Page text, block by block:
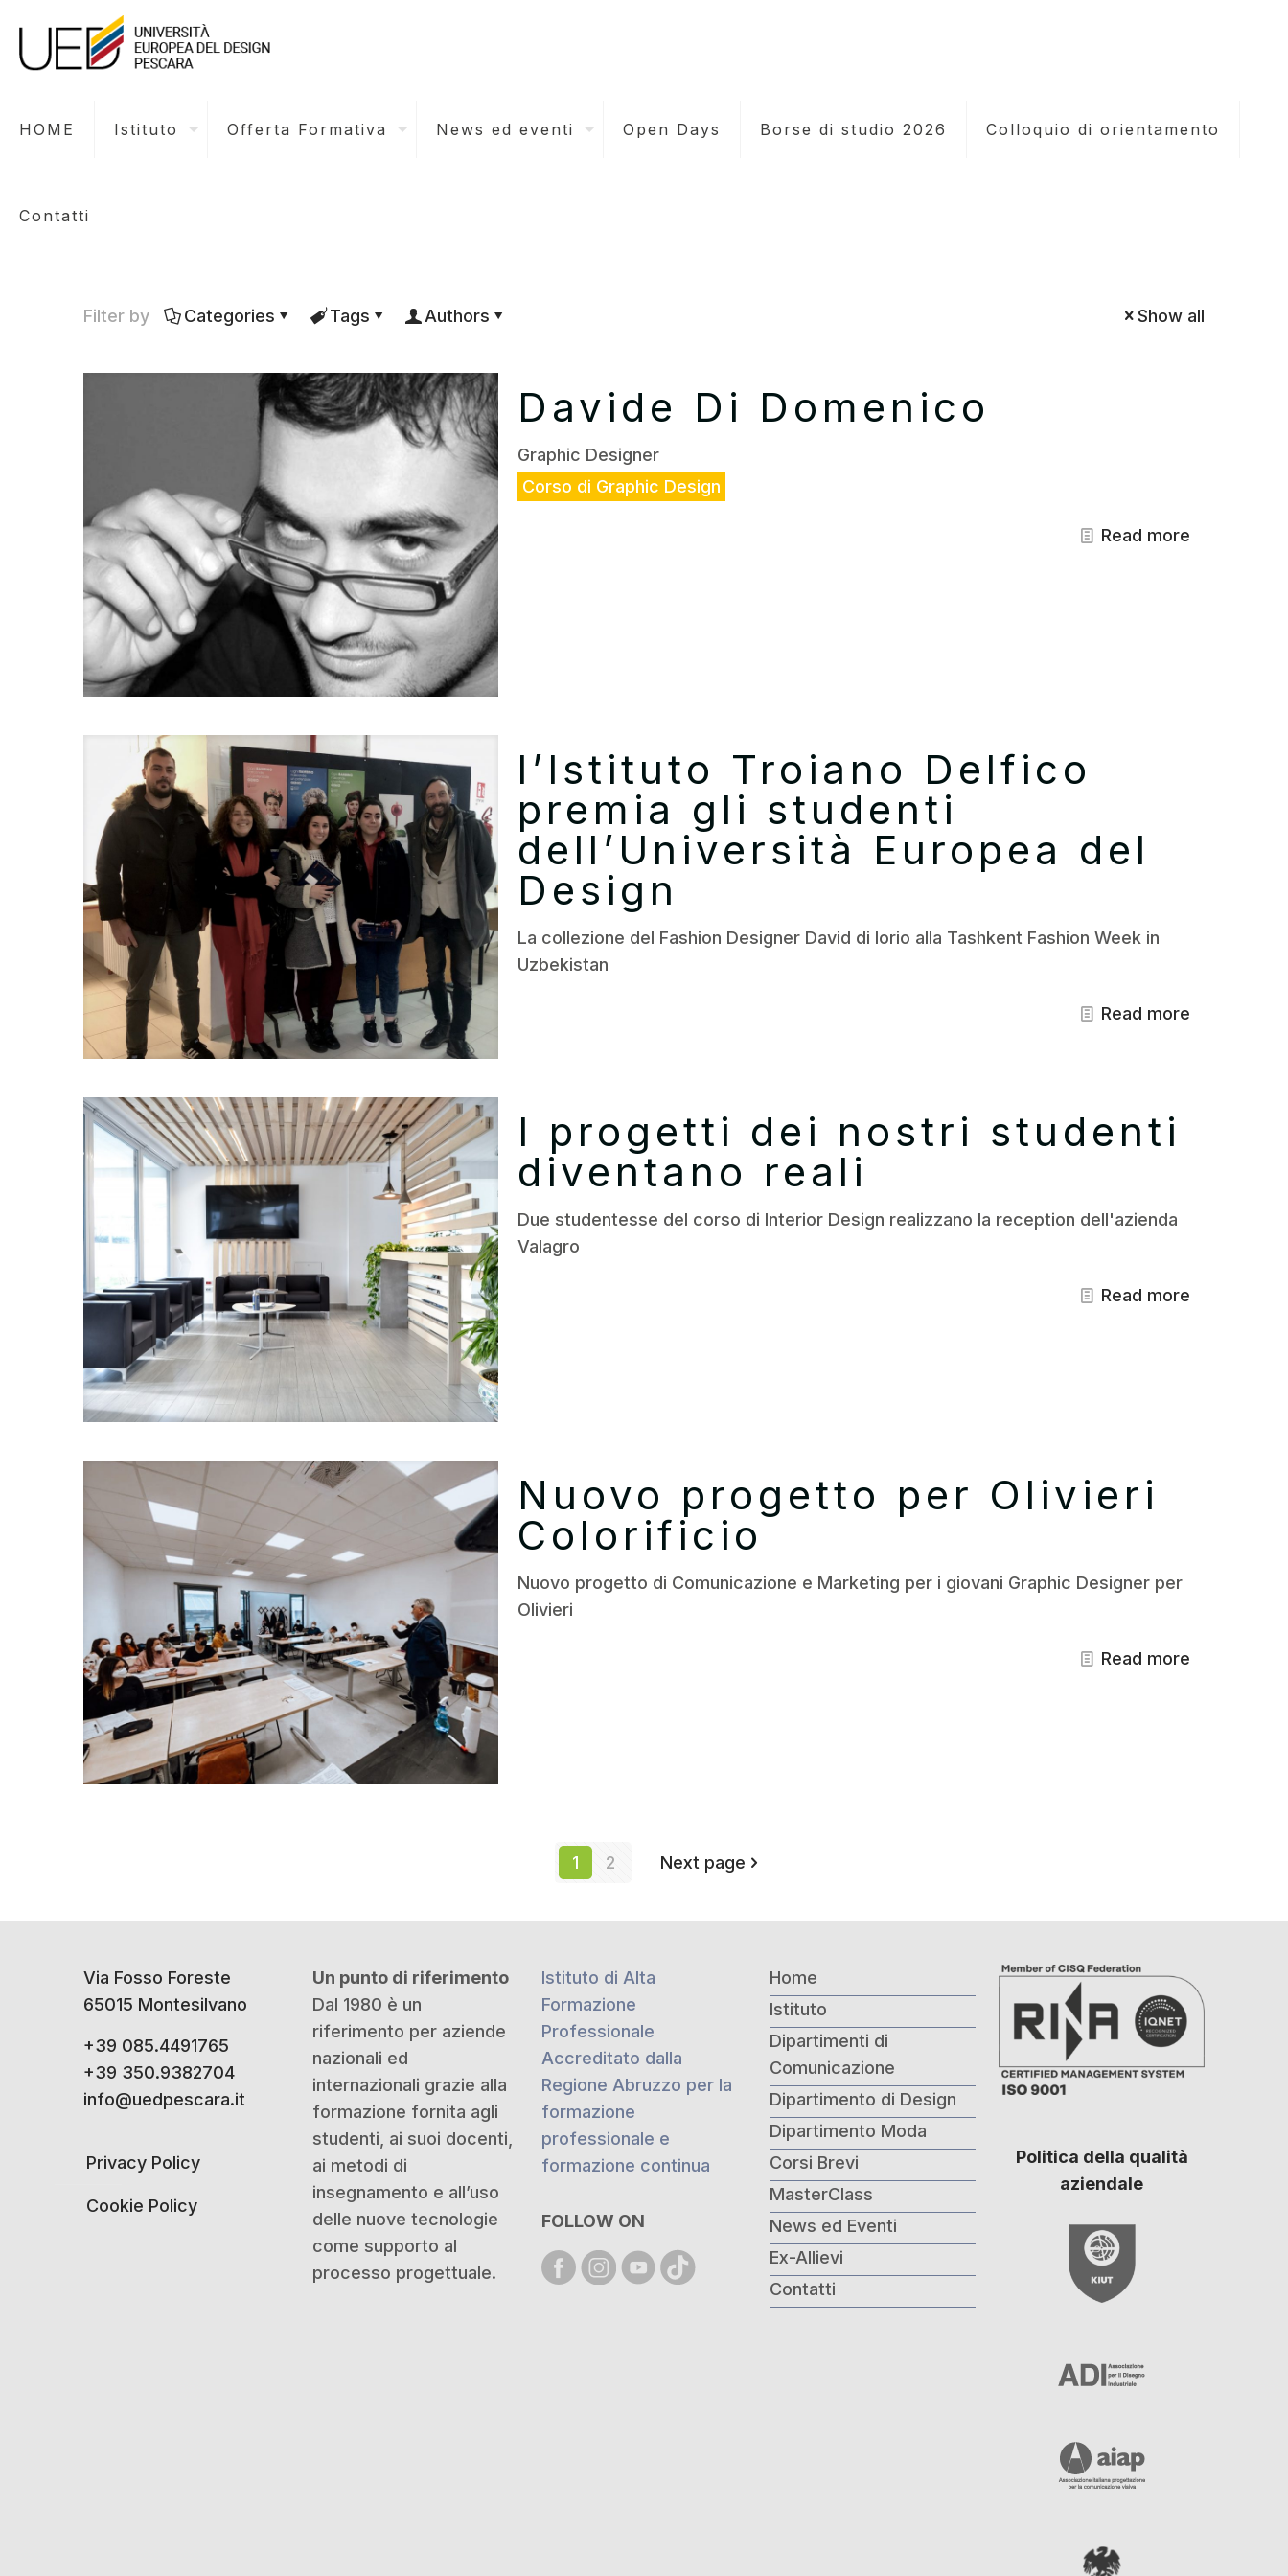
HOME Istituto Offerta Formativa News ed eventi Open Days Borse di studio 2026 Colloquio di orientamento
Contatti
Filter by Categories Tags Authors Show all
Davide Di Domenico
Graphic Designer
Corso di Graphic Design
Read more
l’Istituto Troiano Delfico
premia gli studenti
dell’Università Europea del
Design
La collezione del Fashion Designer David di Iorio alla Tashkent Fashion Week in
Uzbekistan
Read more
I progetti dei nostri studenti
diventano reali
Due studentesse del corso di Interior Design realizzano la reception dell'azienda
Valagro
Read more
Nuovo progetto per Olivieri
Colorificio
Nuovo progetto di Comunicazione e Marketing per i giovani Graphic Designer per
Olivieri
Read more
1 2 Next page
Via Fosso Foreste
65015 Montesilvano
+39 085.4491765
+39 350.9382704
info@uedpescara.it
Privacy Policy
Cookie Policy
Un punto di riferimento
Dal 1980 è un
riferimento per aziende
nazionali ed
internazionali grazie alla
formazione fornita agli
studenti, ai suoi docenti,
ai metodi di
insegnamento e all’uso
delle nuove tecnologie
come supporto al
processo progettuale.
Istituto di Alta
Formazione
Professionale
Accreditato dalla
Regione Abruzzo per la
formazione
professionale e
formazione continua
FOLLOW ON
Home
Istituto
Dipartimenti di
Comunicazione
Dipartimento di Design
Dipartimento Moda
Corsi Brevi
MasterClass
News ed Eventi
Ex-Allievi
Contatti
Politica della qualità
aziendale